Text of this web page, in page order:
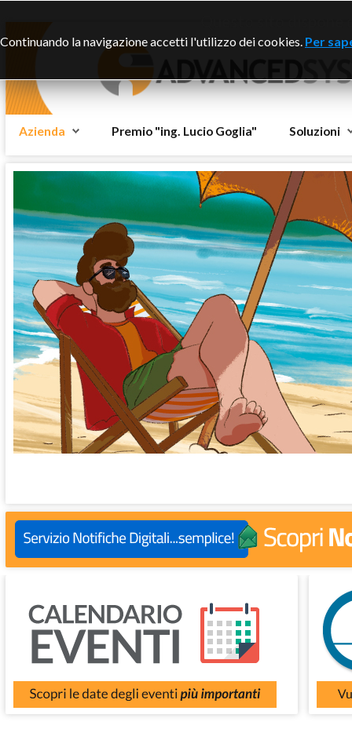
Azienda Premio "ing. Lucio Goglia" Soluzioni
Continuando la navigazione accetti l'utilizzo dei cookies. Per